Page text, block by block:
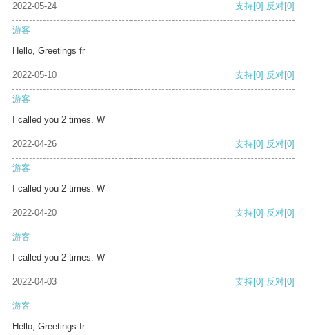
2022-05-24 支持[0] 反对[0]
游客
Hello, Greetings fr
2022-05-10 支持[0] 反对[0]
游客
I called you 2 times. W
2022-04-26 支持[0] 反对[0]
游客
I called you 2 times. W
2022-04-20 支持[0] 反对[0]
游客
I called you 2 times. W
2022-04-03 支持[0] 反对[0]
游客
Hello, Greetings fr